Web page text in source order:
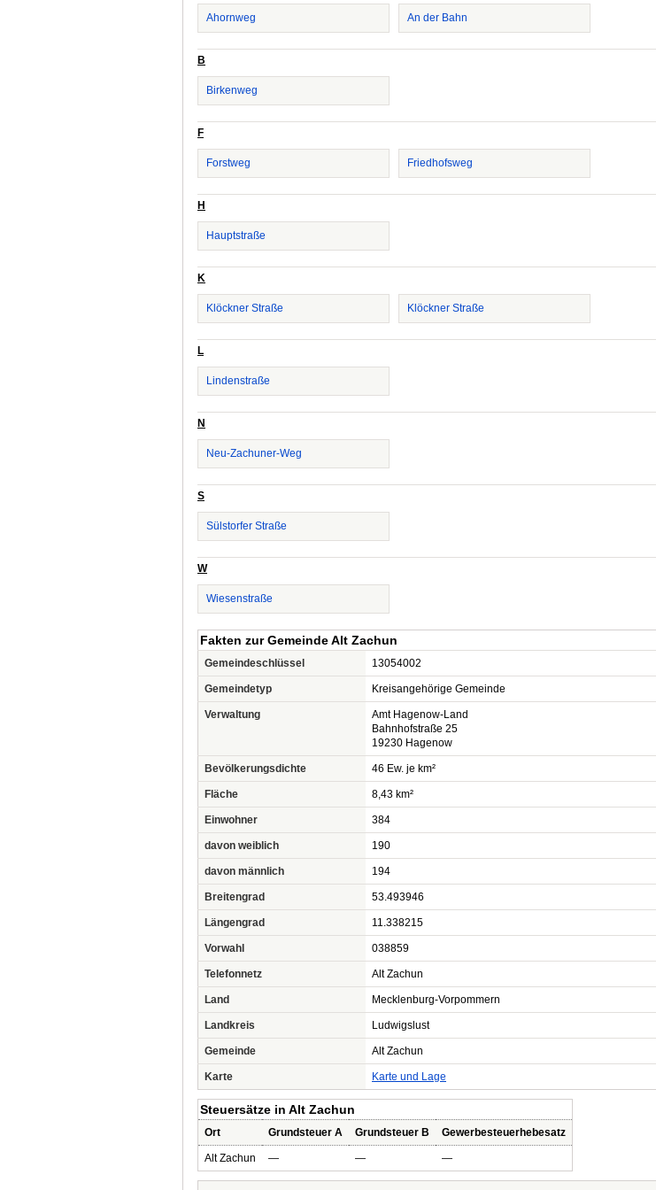
Ahornweg An der Bahn
B
Birkenweg
F
Forstweg Friedhofsweg
H
Hauptstraße
K
Klöckner Straße Klöckner Straße
L
Lindenstraße
N
Neu-Zachuner-Weg
S
Sülstorfer Straße
W
Wiesenstraße
Fakten zur Gemeinde Alt Zachun
Gemeindeschlüssel 13054002
Gemeindetyp Kreisangehörige Gemeinde
Verwaltung
Amt Hagenow-Land
Bahnhofstraße 25
19230 Hagenow
Bevölkerungsdichte 46 Ew. je km²
Fläche 8,43 km²
Einwohner 384
davon weiblich 190
davon männlich 194
Breitengrad 53.493946
Längengrad 11.338215
Vorwahl 038859
Telefonnetz Alt Zachun
Land Mecklenburg-Vorpommern
Landkreis Ludwigslust
Gemeinde Alt Zachun
Karte Karte und Lage
Steuersätze in Alt Zachun
Ort Grundsteuer A Grundsteuer B Gewerbesteuerhebesatz
Alt Zachun — — —